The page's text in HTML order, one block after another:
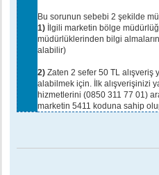
Bu sorunun sebebi 2 şekilde
1) İlgili marketin bölge
müdürlüklerinden bilgi
alabilir)
2) Zaten 2 sefer 50 TL alışveriş
alabilmek için. İlk alışverişinizi
hizmetlerini (0850 311 77 01)
marketin 5411 koduna sahip